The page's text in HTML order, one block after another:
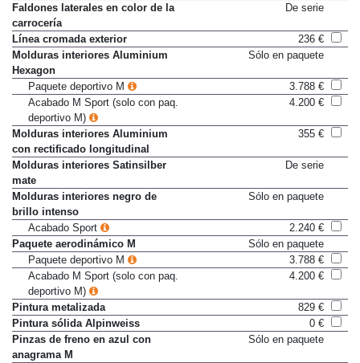
Faldones laterales en color de la
carrocería
De serie
Línea cromada exterior
236 €
Molduras interiores Aluminium
Hexagon
Sólo en paquete
Paquete deportivo M
3.788 €
Acabado M Sport (solo con paq.
deportivo M)
4.200 €
Molduras interiores Aluminium
con rectificado longitudinal
355 €
Molduras interiores Satinsilber
mate
De serie
Molduras interiores negro de
brillo intenso
Sólo en paquete
Acabado Sport
2.240 €
Paquete aerodinámico M
Sólo en paquete
Paquete deportivo M
3.788 €
Acabado M Sport (solo con paq.
deportivo M)
4.200 €
Pintura metalizada
829 €
Pintura sólida Alpinweiss
0 €
Pinzas de freno en azul con
anagrama M
Sólo en paquete